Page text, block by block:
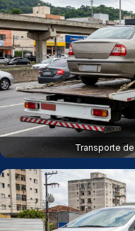
Transporte de